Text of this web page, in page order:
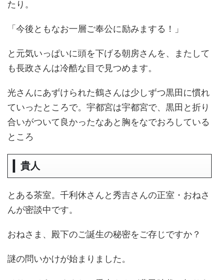
たり。
「今後ともなお一層ご奉公に励みまする！」
と元気いっぱいに頭を下げる朝房さんを、またして
も長政さんは冷酷な目で見つめます。
光さんにあずけられた鶴さんは少しずつ黒田に慣れ
ていったところで。宇都宮は宇都宮で、黒田と折り
合いがついて良かったなあと胸をなでおろしている
ところ
貴人
とある茶室。千利休さんと秀吉さんの正室・おねさ
んが密談中です。
おねさま、殿下のご誕生の秘密をご存じですか？
謎の問いかけが始まりました。